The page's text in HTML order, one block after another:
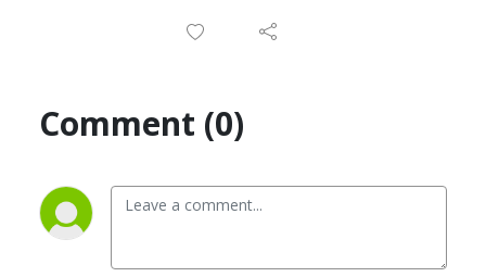
Comment (0)